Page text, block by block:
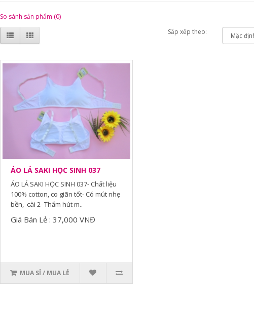
So sánh sản phẩm (0)
Sắp xếp theo:
ÁO LÁ SAKI HỌC SINH 037
ÁO LÁ SAKI HỌC SINH 037- Chất liệu
100% cotton, co giãn tốt- Có mút nhẹ
bền, cài 2- Thấm hút m..
Giá Bán Lẻ : 37,000 VNĐ
MUA SỈ / MUA LẺ